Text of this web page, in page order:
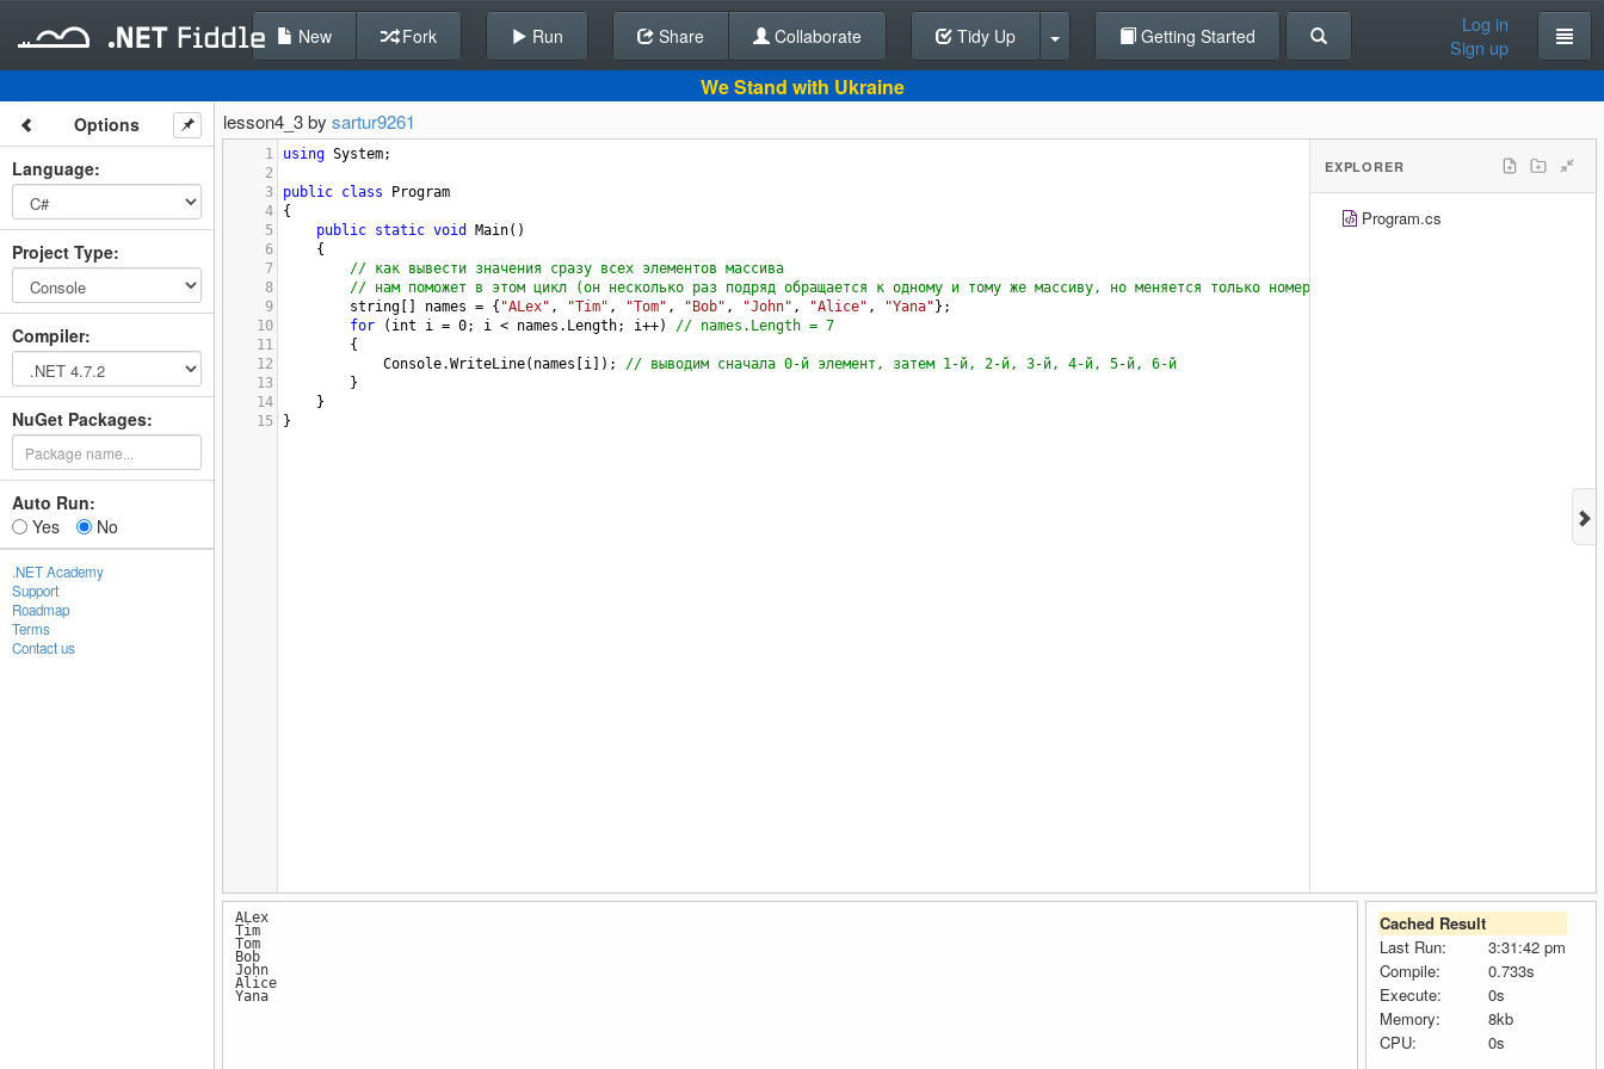
Back To Editor
New Fork Run Share Collaborate Tidy Up Getting Started
Log in
Sign up
We Stand with Ukraine
Options
Language:
Project Type:
Compiler:
NuGet Packages:
Auto Run:
Yes
No
.NET Academy
Support
Roadmap
Terms
Contact us
lesson4_3 by sartur9261
1 using System;
2
3
public class
Program
4
{
5
public static void Main()
6
{
7
// как вывести значения сразу всех элементов массива
8
// нам поможет в этом цикл (он несколько раз подряд обращается к одному и тому же массиву, но меняется только номер элемента)
9
string names = { "ALex" , "Tim" , "Tom" , "Bob" , "John" , "Alice" , "Yana" };
10
for ( int i = 0; i < names . Length; i++) // names.Length = 7
11
{
12
Console.WriteLine( names i ]); // выводим сначала 0-й элемент, затем 1-й, 2-й, 3-й, 4-й, 5-й, 6-й
13
}
14
}
15
}
EXPLORER
Program.cs
ALex
Tim
Tom
Bob
John
Alice
Yana
Cached Result
Last Run:
3:31:42 pm
Compile:
0.733s
Execute:
0s
Memory:
8kb
CPU:
0s